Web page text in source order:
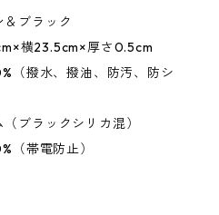
ブラック
横23.5cm×厚さ0.5cm
撥水、撥油、防汚、防シ
ブラックシリカ混）
帯電防止）